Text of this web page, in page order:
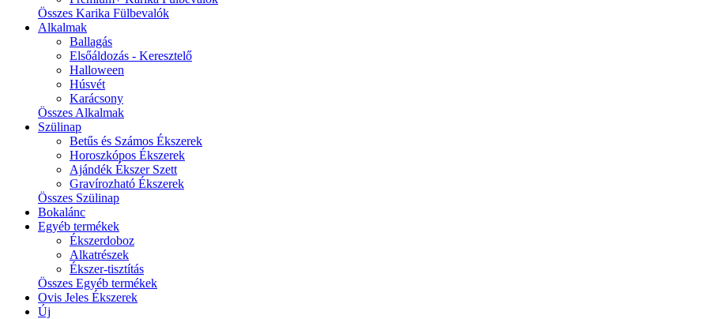
Összes Karika Fülbevalók
Alkalmak
Ballagás
Elsőáldozás - Keresztelő
Halloween
Húsvét
Karácsony
Összes Alkalmak
Szülinap
Betűs és Számos Ékszerek
Horoszkópos Ékszerek
Ajándék Ékszer Szett
Gravírozható Ékszerek
Összes Szülinap
Bokalánc
Egyéb termékek
Ékszerdoboz
Alkatrészek
Ékszer-tisztítás
Összes Egyéb termékek
Ovis Jeles Ékszerek
Új